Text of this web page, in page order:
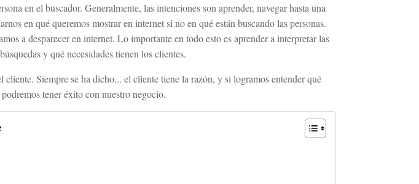
en el buscador. Generalmente, las intenciones son aprender, navegar hasta una
en qué queremos mostrar en internet si no en qué están buscando las personas.
a desparecer en internet. Lo importante en todo esto es aprender a interpretar las
y qué necesidades tienen los clientes.
Siempre se ha dicho... el cliente tiene la razón, y si logramos entender qué
tener éxito con nuestro negocio.